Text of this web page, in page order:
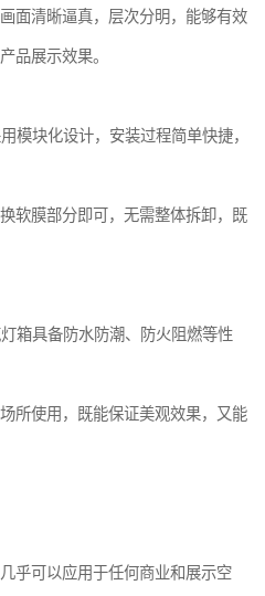
面清晰逼真，层次分明，能够有效
品展示效果。
模块化设计，安装过程简单快捷，
软膜部分即可，无需整体拆卸，既
箱具备防水防潮、防火阻燃等性
所使用，既能保证美观效果，又能
乎可以应用于任何商业和展示空